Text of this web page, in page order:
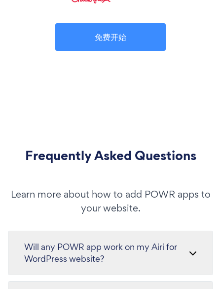
免费开始
Frequently Asked Questions
Learn more about how to add POWR apps to
your website.
Will any POWR app work on my Airi for
WordPress website?